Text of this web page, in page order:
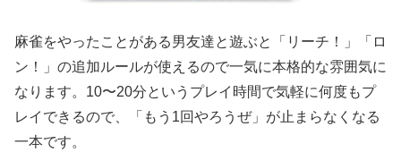
麻雀をやったことがある男友達と遊ぶと「リーチ！」「ロ
ン！」の追加ルールが使えるので一気に本格的な雰囲気に
なります。10〜20分というプレイ時間で気軽に何度もプ
レイできるので、「もう1回やろうぜ」が止まらなくなる
一本です。